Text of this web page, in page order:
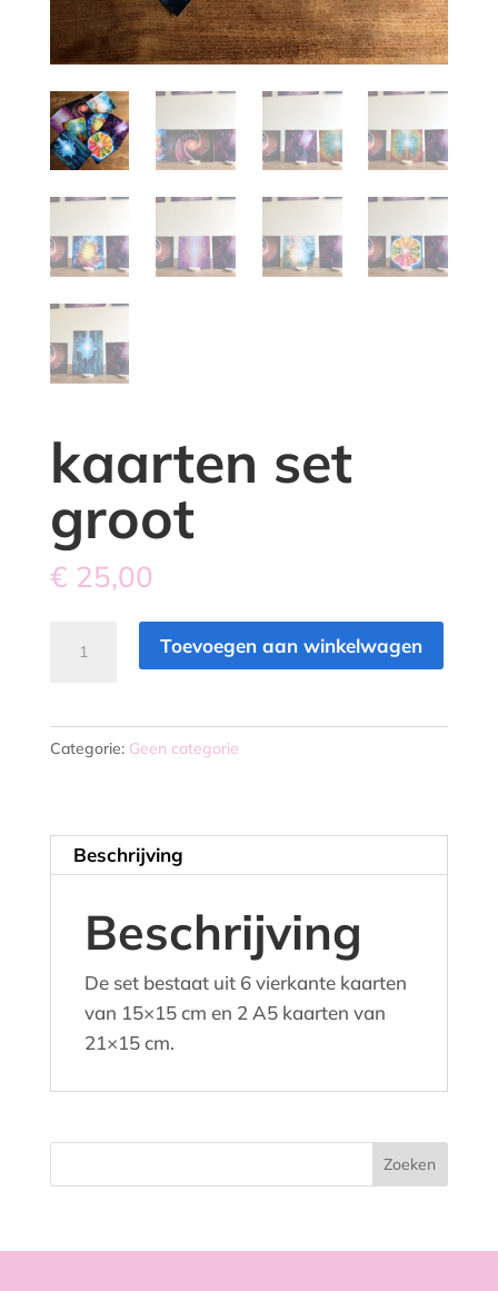
kaarten set
groot
€ 25,00
aantal
Toevoegen aan winkelwagen
Categorie: Geen categorie
Beschrijving
Beschrijving
De set bestaat uit 6 vierkante kaarten
van 15×15 cm en 2 A5 kaarten van
21×15 cm.
Zoeken